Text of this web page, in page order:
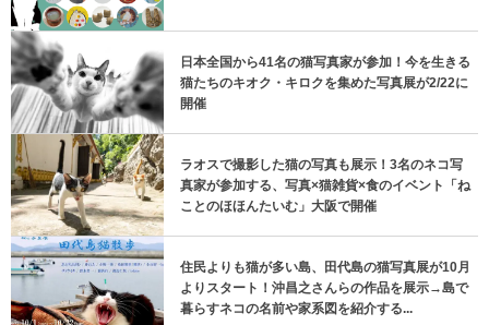
日本全国から41名の猫写真家が参加！今を生きる
猫たちのキオク・キロクを集めた写真展が2/22に
開催
ラオスで撮影した猫の写真も展示！3名のネコ写
真家が参加する、写真×猫雑貨×食のイベント「ね
ことのほほんたいむ」大阪で開催
住民よりも猫が多い島、田代島の猫写真展が10月
よりスタート！沖昌之さんらの作品を展示→島で
暮らすネコの名前や家系図を紹介する...